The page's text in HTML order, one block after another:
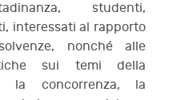
studenti,
interessati al rapporto
nonché alle
sui temi della
la concorrenza, la